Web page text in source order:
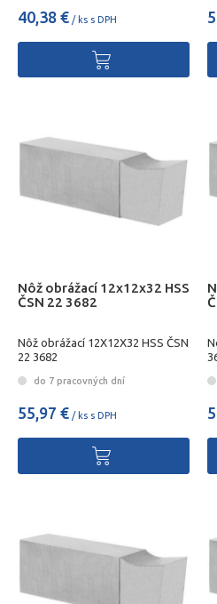
40,38 € / ks s DPH
Nôž obrážací 12x12x32 HSS
ČSN 22 3682
Nôž obrážací 12X12X32 HSS ČSN
22 3682
do 7 pracovných dní
55,97 € / ks s DPH